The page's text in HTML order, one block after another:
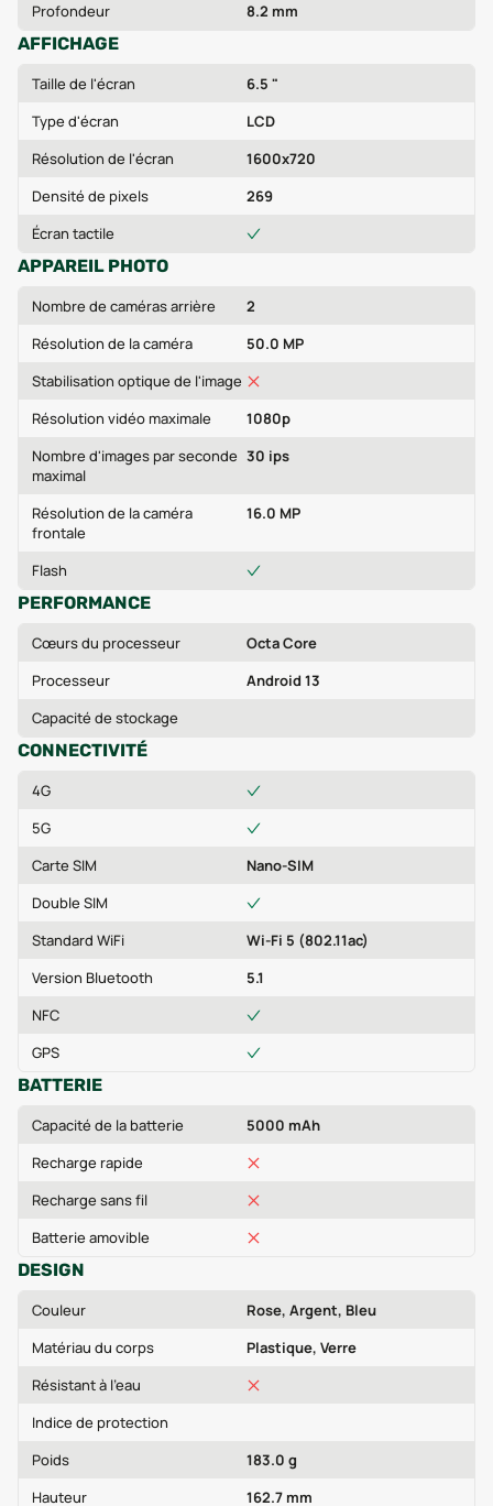
Profondeur
8.2 mm
AFFICHAGE
Taille de l'écran
6.5 "
Type d'écran
LCD
Résolution de l'écran
1600x720
Densité de pixels
269
Écran tactile
APPAREIL PHOTO
Nombre de caméras arrière
2
Résolution de la caméra
50.0 MP
Stabilisation optique de l'image
Résolution vidéo maximale
1080p
Nombre d'images par seconde
maximal
30 ips
Résolution de la caméra
frontale
16.0 MP
Flash
PERFORMANCE
Cœurs du processeur
Octa Core
Processeur
Android 13
Capacité de stockage
CONNECTIVITÉ
4G
5G
Carte SIM
Nano-SIM
Double SIM
Standard WiFi
Wi-Fi 5 (802.11ac)
Version Bluetooth
5.1
NFC
GPS
BATTERIE
Capacité de la batterie
5000 mAh
Recharge rapide
Recharge sans fil
Batterie amovible
DESIGN
Couleur
Rose, Argent, Bleu
Matériau du corps
Plastique, Verre
Résistant à l'eau
Indice de protection
Poids
183.0 g
Hauteur
162.7 mm